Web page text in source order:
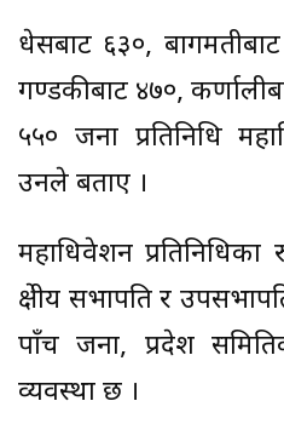
धेसबाट ६३०,
गण्डकीबाट ४७०,
५५० जना प्रतिनिधि
उनले बताए ।
महाधिवेशन
क्षेत्रीय सभापति र
पाँच जना, प्रदेश
व्यवस्था छ ।